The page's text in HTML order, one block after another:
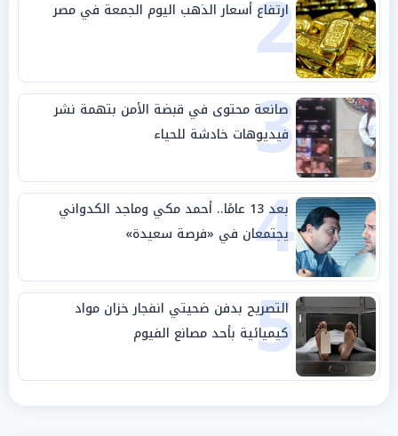
2
ارتفاع أسعار الذهب اليوم الجمعة في مصر
3
صانعة محتوى في قبضة الأمن بتهمة نشر
فيديوهات خادشة للحياء
4 بعد 13 عامًا.. أحمد مكي وماجد الكدواني
يجتمعان في «فرصة سعيدة»
5
التصريح بدفن ضحيتي انفجار خزان مواد
كيميائية بأحد مصانع الفيوم